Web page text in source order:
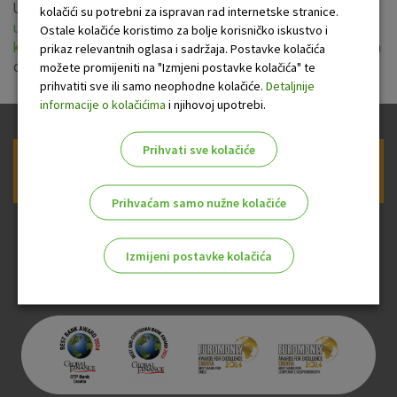
Uprava OTP banke usvojila je noveOpće uvjete pružanja
usluga platnog prometa za nepotrošačeiOpće uvjete za
korištenje eLEMENT@-e za poslovne subjektes primjenom
od 20. svibnja 2022. godine.
Prijava na newsletter OTP banke
kolačići su potrebni za ispravan rad internetske stranice.
Ostale kolačiće koristimo za bolje korisničko iskustvo i
prikaz relevantnih oglasa i sadržaja. Postavke kolačića
možete promijeniti na "Izmjeni postavke kolačića" te
prihvatiti sve ili samo neophodne kolačiće. Detaljnije
informacije o kolačićima i njihovoj upotrebi.
Prihvati sve kolačiće
Prihvaćam samo nužne kolačiće
Izmijeni postavke kolačića